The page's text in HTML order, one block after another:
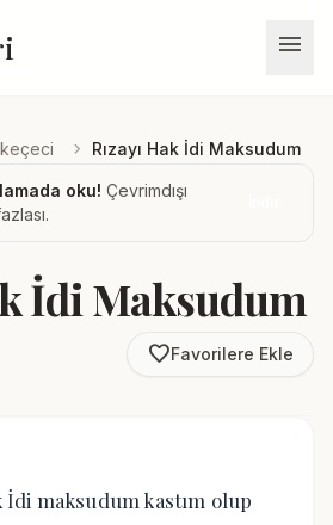
menu
chevron_right Rızayı Hak İdi Maksudum
oku! Çevrimdışı
İdi Maksudum
favorite_borderFavorilere Ekle
İdi maksudum kastım olup